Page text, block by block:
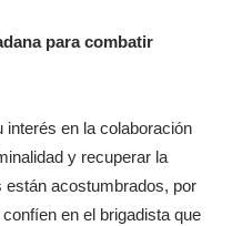
para combatir
interés en la colaboración
y recuperar la
están acostumbrados, por
en el brigadista que